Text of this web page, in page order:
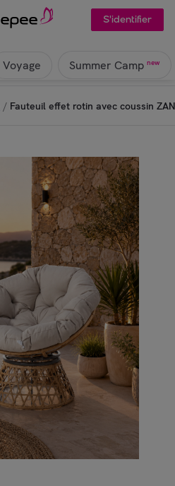
S'identifier
Voyage Summer Camp new
/ Fauteuil effet rotin avec coussin